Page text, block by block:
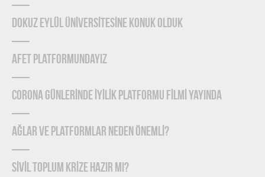
DOKUZ EYLÜL ÜNİVERSİTESİNE KONUK OLDUK
AFET PLATFORMUNDAYIZ
CORONA GÜNLERİNDE İYİLİK PLATFORMU FİLMİ YAYINDA
Ağlar ve Platformlar Neden Önemlİ?
SİVİL TOPLUM KRİZE HAZIR MI?